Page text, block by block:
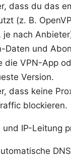
dass du das
(z. B.
je nach
Daten und
die VPN-App
Version.
dass keine
blockieren.
und IP-Leitung